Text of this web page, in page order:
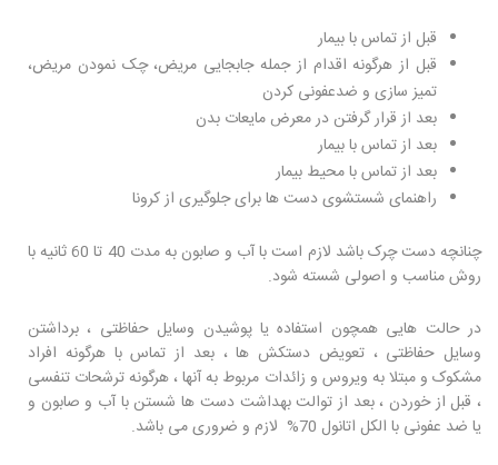
قبل از تماس با بیمار
قبل از هرگونه اقدام از جمله جابجایی مریض، چک نمودن مریض،
تمیز سازی و ضدعفونی کردن
بعد از قرار گرفتن در معرض مایعات بدن
بعد از تماس با بیمار
بعد از تماس با محیط بیمار
راهنمای شستشوی دست ها برای جلوگیری از کرونا
چنانچه دست چرک باشد لازم است با آب و صابون به مدت 40 تا 60 ثانیه با
روش مناسب و اصولی شسته شود.
در حالت هایی همچون استفاده یا پوشیدن وسایل حفاظتی ، برداشتن
وسایل حفاظتی ، تعویض دستکش ها ، بعد از تماس با هرگونه افراد
مشکوک و مبتلا به ویروس و زائدات مربوط به آنها ، هرگونه ترشحات تنفسی
، قبل از خوردن ، بعد از توالت بهداشت دست ها شستن با آب و صابون و
یا ضد عفونی با الکل اتانول 70% لازم و ضروری می باشد.